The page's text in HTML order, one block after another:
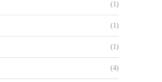
(1)
(1)
(1)
(4)